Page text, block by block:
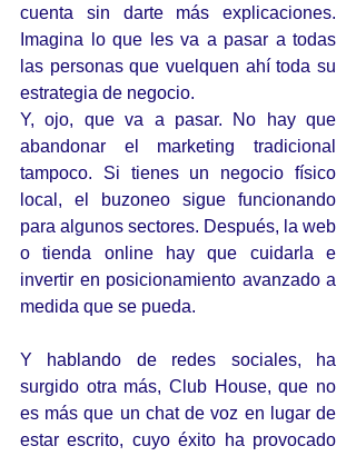
cuenta sin darte más explicaciones.
Imagina lo que les va a pasar a todas
las personas que vuelquen ahí toda su
estrategia de negocio.
Y, ojo, que va a pasar. No hay que
abandonar el marketing tradicional
tampoco. Si tienes un negocio físico
local, el buzoneo sigue funcionando
para algunos sectores. Después, la web
o tienda online hay que cuidarla e
invertir en posicionamiento avanzado a
medida que se pueda.
Y hablando de redes sociales, ha
surgido otra más, Club House, que no
es más que un chat de voz en lugar de
estar escrito, cuyo éxito ha provocado